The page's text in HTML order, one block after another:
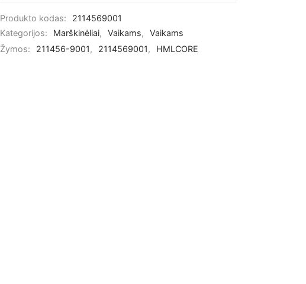
Produkto kodas:
2114569001
Kategorijos:
Marškinėliai, Vaikams,
Vaikams
Žymos:
211456-9001 , 2114569001 , HMLCORE